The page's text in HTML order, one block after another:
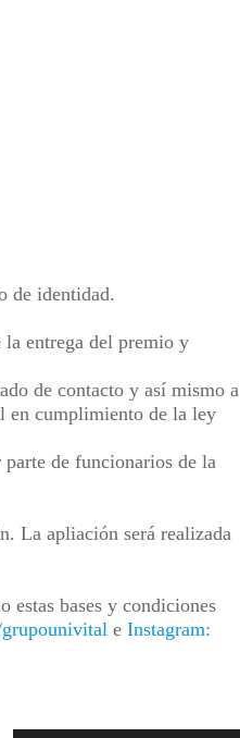
de identidad.
entrega del premio y
de contacto y así mismo a
en cumplimiento de la ley
parte de funcionarios de la
La apliación será realizada
estas bases y condiciones
e Instagram: